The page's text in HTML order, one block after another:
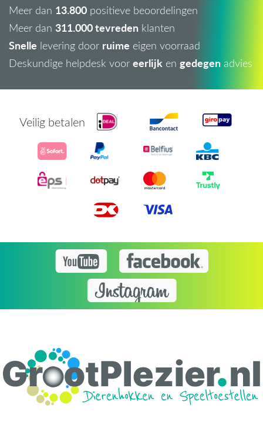
Meer dan 13.800 positieve beoordelingen
Meer dan 311.000 tevreden klanten
Snelle levering door ruime eigen voorraad
Deskundige helpdesk voor eerlijk en gedegen advies
Veilig betalen